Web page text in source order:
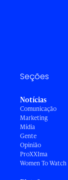
Seções
Notícias
Comunicação
Marketing
Mídia
Gente
Opinião
ProXXIma
Women To Watch